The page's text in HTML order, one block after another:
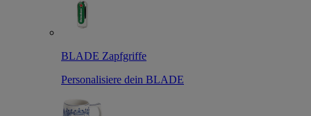
BLADE Zapfgriffe
Personalisiere dein BLADE